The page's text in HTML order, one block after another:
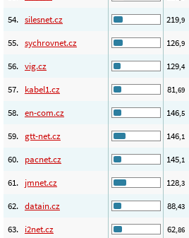
54. silesnet.cz 219,9
55. sychrovnet.cz 126,9
56. vig.cz 129,4
57. kabel1.cz 81,69
58. en-com.cz 146,5
59. gtt-net.cz 146,1
60. pacnet.cz 145,1
61. jmnet.cz 128,3
62. datain.cz 88,43
63. i2net.cz 62,86